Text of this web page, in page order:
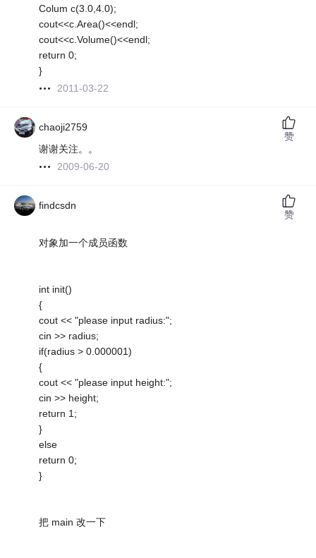
Colum c(3.0,4.0);
cout<<c.Area()<<endl;
cout<<c.Volume()<<endl;
return 0;
}
2011-03-22
chaoji2759
谢谢关注。。
2009-06-20
赞
findcsdn
对象加一个成员函数
int init()
{
cout << "please input radius:";
cin >> radius;
if(radius > 0.000001)
{
cout << "please input height:";
cin >> height;
return 1;
}
else
return 0;
}
把 main 改一下
赞